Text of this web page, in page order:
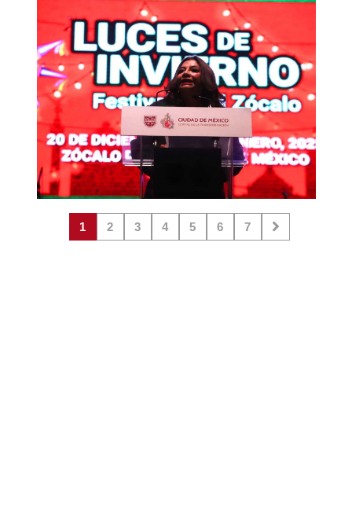
1 2 3 4 5 6 7